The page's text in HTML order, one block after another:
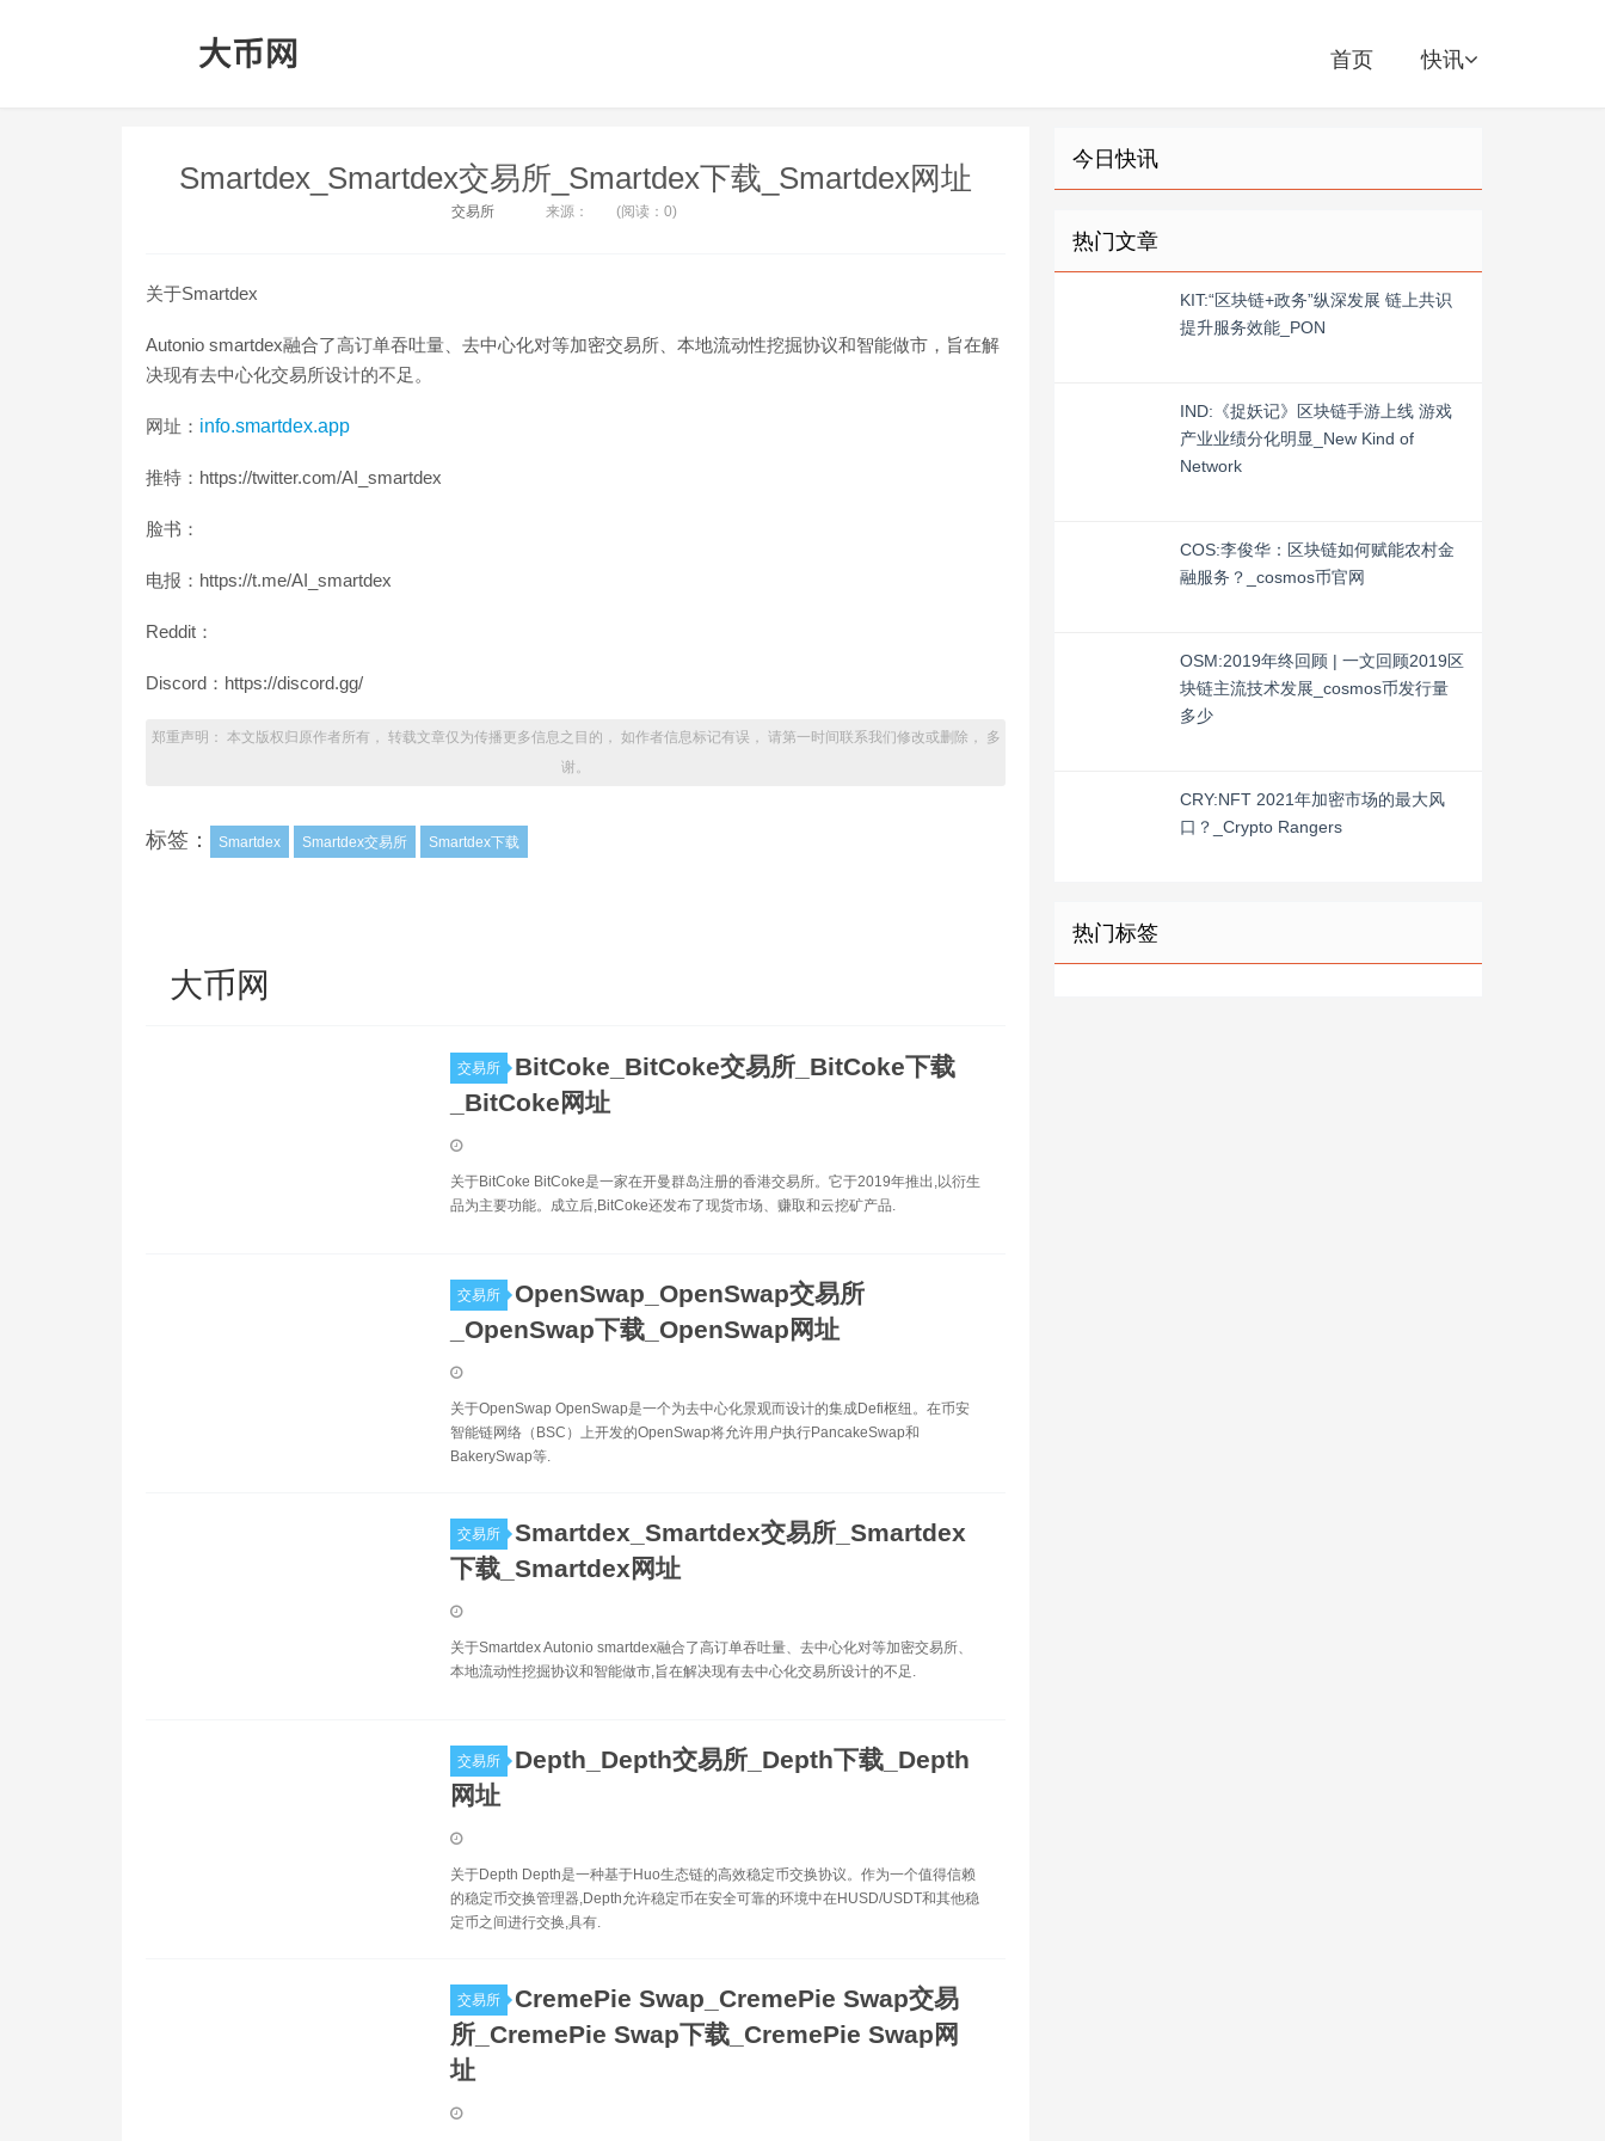
首页 快讯
Smartdex_Smartdex交易所_Smartdex下载_Smartdex网址
交易所 来源： (阅读：0)
关于Smartdex
Autonio smartdex融合了高订单吞吐量、去中心化对等加密交易所、本地流动性挖掘协议和智能做市，旨在解
决现有去中心化交易所设计的不足。
网址： info.smartdex.app
推特：https://twitter.com/AI_smartdex
脸书：
电报：https://t.me/AI_smartdex
Reddit：
Discord：https://discord.gg/
郑重声明： 本文版权归原作者所有， 转载文章仅为传播更多信息之目的， 如作者信息标记有误， 请第一时间联系我们修改或删除， 多
谢。
标签： Smartdex Smartdex交易所 Smartdex下载
大币网
交易所
BitCoke_BitCoke交易所_BitCoke下载
_BitCoke网址
关于BitCoke BitCoke是一家在开曼群岛注册的香港交易所。它于2019年推出,以衍生
品为主要功能。成立后,BitCoke还发布了现货市场、赚取和云挖矿产品.
交易所
OpenSwap_OpenSwap交易所
_OpenSwap下载_OpenSwap网址
关于OpenSwap OpenSwap是一个为去中心化景观而设计的集成Defi枢纽。在币安
智能链网络（BSC）上开发的OpenSwap将允许用户执行PancakeSwap和
BakerySwap等.
交易所
Smartdex_Smartdex交易所_Smartdex
下载_Smartdex网址
关于Smartdex Autonio smartdex融合了高订单吞吐量、去中心化对等加密交易所、
本地流动性挖掘协议和智能做市,旨在解决现有去中心化交易所设计的不足.
交易所
Depth_Depth交易所_Depth下载_Depth
网址
关于Depth Depth是一种基于Huo生态链的高效稳定币交换协议。作为一个值得信赖
的稳定币交换管理器,Depth允许稳定币在安全可靠的环境中在HUSD/USDT和其他稳
定币之间进行交换,具有.
交易所
CremePie Swap_CremePie Swap交易
所_CremePie Swap下载_CremePie Swap网
址
今日快讯
热门文章
KIT:“区块链+政务”纵深发展 链上共识
提升服务效能_PON
IND:《捉妖记》区块链手游上线 游戏
产业业绩分化明显_New Kind of
Network
COS:李俊华：区块链如何赋能农村金
融服务？_cosmos币官网
OSM:2019年终回顾 | 一文回顾2019区
块链主流技术发展_cosmos币发行量
多少
CRY:NFT 2021年加密市场的最大风
口？_Crypto Rangers
热门标签